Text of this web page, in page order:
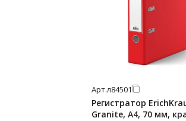
рисунок
Арт.л84501
Регистратор
Granite, А4, 70 мм,